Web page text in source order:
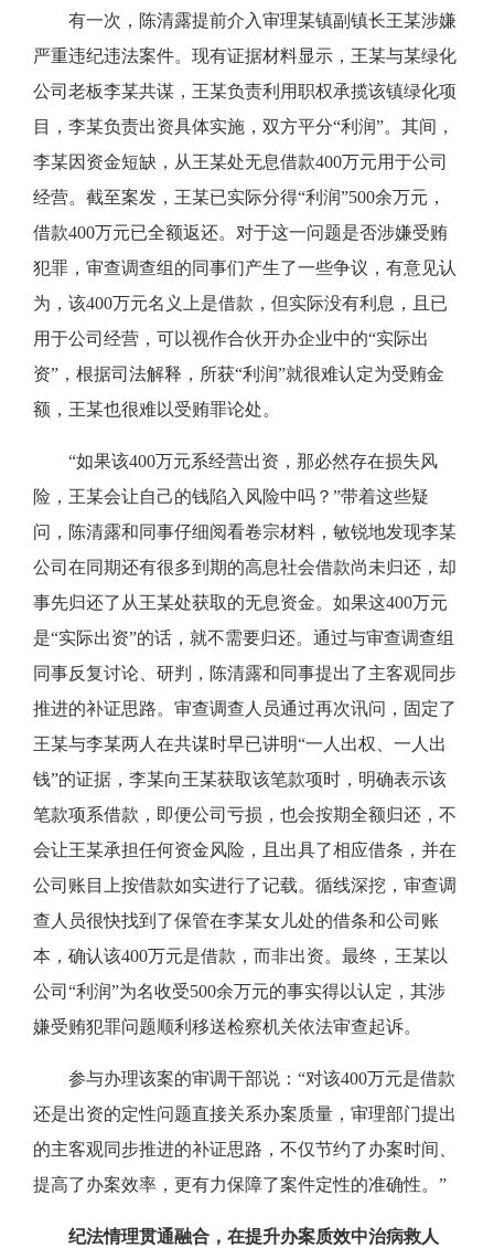
有一次，陈清露提前介入审理某镇副镇长王某涉嫌
严重违纪违法案件。现有证据材料显示，王某与某绿化
公司老板李某共谋，王某负责利用职权承揽该镇绿化项
目，李某负责出资具体实施，双方平分“利润”。其间，
李某因资金短缺，从王某处无息借款400万元用于公司
经营。截至案发，王某已实际分得“利润”500余万元，
借款400万元已全额返还。对于这一问题是否涉嫌受贿
犯罪，审查调查组的同事们产生了一些争议，有意见认
为，该400万元名义上是借款，但实际没有利息，且已
用于公司经营，可以视作合伙开办企业中的“实际出
资”，根据司法解释，所获“利润”就很难认定为受贿金
额，王某也很难以受贿罪论处。
“如果该400万元系经营出资，那必然存在损失风
险，王某会让自己的钱陷入风险中吗？”带着这些疑
问，陈清露和同事仔细阅看卷宗材料，敏锐地发现李某
公司在同期还有很多到期的高息社会借款尚未归还，却
事先归还了从王某处获取的无息资金。如果这400万元
是“实际出资”的话，就不需要归还。通过与审查调查组
同事反复讨论、研判，陈清露和同事提出了主客观同步
推进的补证思路。审查调查人员通过再次讯问，固定了
王某与李某两人在共谋时早已讲明“一人出权、一人出
钱”的证据，李某向王某获取该笔款项时，明确表示该
笔款项系借款，即便公司亏损，也会按期全额归还，不
会让王某承担任何资金风险，且出具了相应借条，并在
公司账目上按借款如实进行了记载。循线深挖，审查调
查人员很快找到了保管在李某女儿处的借条和公司账
本，确认该400万元是借款，而非出资。最终，王某以
公司“利润”为名收受500余万元的事实得以认定，其涉
嫌受贿犯罪问题顺利移送检察机关依法审查起诉。
参与办理该案的审调干部说：“对该400万元是借款
还是出资的定性问题直接关系办案质量，审理部门提出
的主客观同步推进的补证思路，不仅节约了办案时间、
提高了办案效率，更有力保障了案件定性的准确性。”
纪法情理贯通融合，在提升办案质效中治病救人